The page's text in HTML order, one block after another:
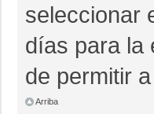
seleccionar
días para la
de permitir
Arriba